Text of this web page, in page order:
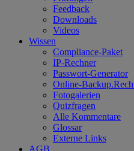
Feedback
Downloads
Videos
Wissen
Compliance-Paket
IP-Rechner
Passwort-Generator
Online-
Fotogalerien
Quizfragen
Alle Kommentare
Glossar
Externe Links
AGB